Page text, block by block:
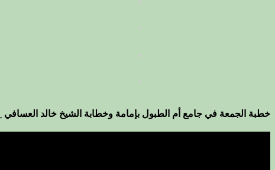
خطبة الجمعة في جامع أم الطبول بإمامة وخطابة الشيخ خالد